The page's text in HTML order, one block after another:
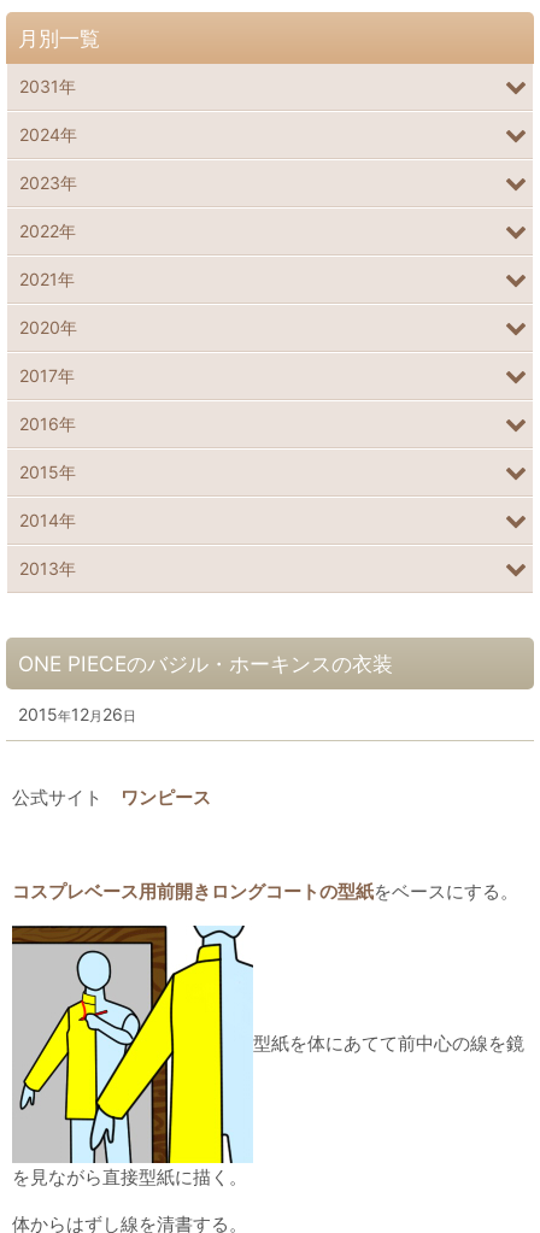
ONE PIECEのバジル・ホーキンスの衣装
2015年12月 26日
公式サイト ワンピース
コスプレベース用前開きロングコートの型紙をベースにする。
型紙を体にあてて前中心の線を鏡
を見ながら直接型紙に描く。
体からはずし線を清書する。
月別一覧
2031年
2024年
2023年
2022年
2021年
2020年
2017年
2016年
2015年
2014年
2013年